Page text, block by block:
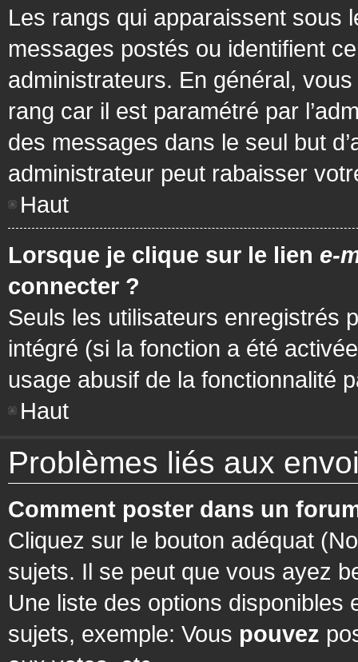
Les rangs qui apparaissent sous
messages postés ou identifient
administrateurs. En général,
rang car il est paramétré par
des messages dans le seul but
administrateur peut rabaisser
Haut
Lorsque je clique sur le lien e-
connecter ?
Seuls les utilisateurs enregistrés
intégré (si la fonction a été
usage abusif de la fonctionnalité
Haut
Problèmes liés aux
Comment poster dans un
Cliquez sur le bouton adéquat
sujets. Il se peut que vous ayez
Une liste des options
sujets, exemple: Vous pouvez